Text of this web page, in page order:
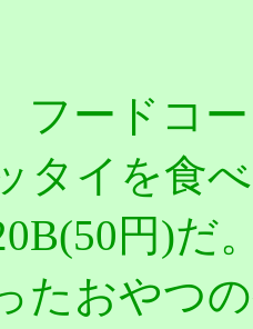
フードコ
タイを食
円)だ
たおやつ